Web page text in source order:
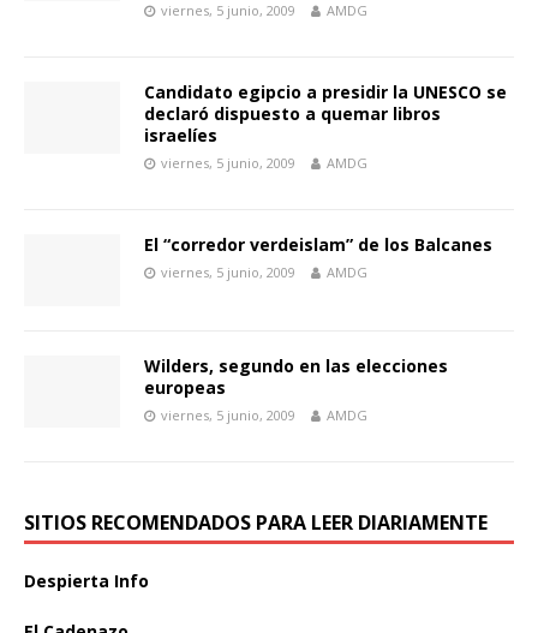
viernes, 5 junio, 2009 AMDG
Candidato egipcio a presidir la UNESCO se
declaró dispuesto a quemar libros
israelíes
viernes, 5 junio, 2009 AMDG
El “corredor verdeislam” de los Balcanes
viernes, 5 junio, 2009 AMDG
Wilders, segundo en las elecciones
europeas
viernes, 5 junio, 2009 AMDG
SITIOS RECOMENDADOS PARA LEER DIARIAMENTE
Despierta Info